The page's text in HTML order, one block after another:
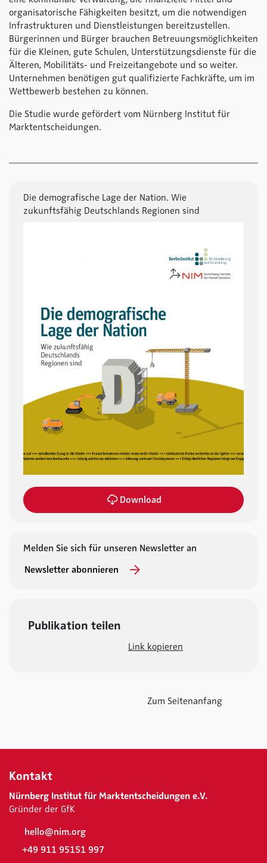
Die demografische Lage der Nation. Wie
zukunftsfähig Deutschlands Regionen sind
Download
Melden Sie sich für unseren Newsletter an
Newsletter abonnieren
organisatorische Fähigkeiten besitzt, um die notwendigen
Infrastrukturen und Dienstleistungen bereitzustellen.
Bürgerinnen und Bürger brauchen Betreuungsmöglichkeiten
für die Kleinen, gute Schulen, Unterstützungsdienste für die
Älteren, Mobilitäts- und Freizeitangebote und so weiter.
Unternehmen benötigen gut qualifizierte Fachkräfte, um im
Wettbewerb bestehen zu können.
Die Studie wurde gefördert vom Nürnberg Institut für
Marktentscheidungen.
Publikation teilen
Link kopieren
Zum Seitenanfang
Kontakt
Nürnberg Institut für Marktentscheidungen e.V.
Gründer der GfK
hello@nim.org
+49 911 95151 997